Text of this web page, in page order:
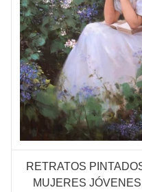
RETRATOS
MUJERES JÓVENES